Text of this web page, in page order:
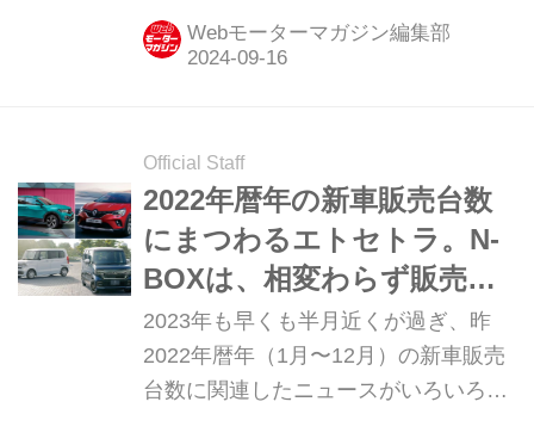
Webモーターマガジン編集部
Official Staff
2022年暦年の新車販売台数
にまつわるエトセトラ。N-
BOXは、相変わらず販売絶
好調！
2023年も早くも半月近くが過ぎ、昨
2022年暦年（1月〜12月）の新車販売
台数に関連したニュースがいろいろと